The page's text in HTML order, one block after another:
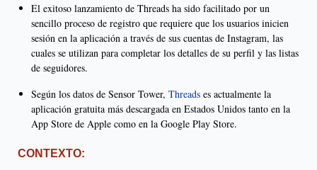
El exitoso lanzamiento de Threads ha sido facilitado por un
sencillo proceso de registro que requiere que los usuarios inicien
sesión en la aplicación a través de sus cuentas de Instagram, las
cuales se utilizan para completar los detalles de su perfil y las listas
de seguidores.
Según los datos de Sensor Tower, Threads es actualmente la
aplicación gratuita más descargada en Estados Unidos tanto en la
App Store de Apple como en la Google Play Store.
CONTEXTO: